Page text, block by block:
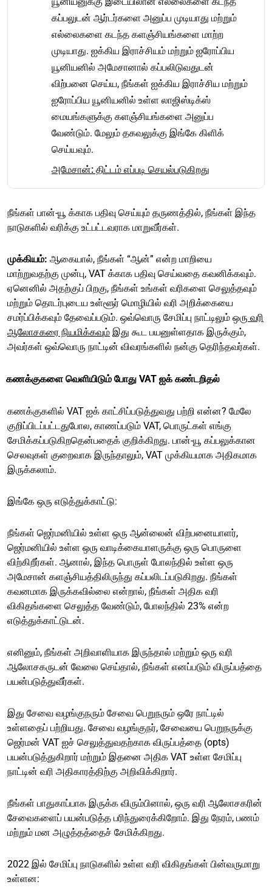
கப்பலுடன் ஆர்டர்களை அனுப்ப முடியாது மற்றும்
எல்லைகளை கடந்த களஞ்சியங்களை மாற்ற
முடியாது. ஐக்கிய இராச்சியம் மற்றும் ஐரோப்பிய
யூனியனில் அமேசானால் கப்பலிடுவதுடன்
விற்பனை செய்ய, நீங்கள் ஐக்கிய இராச்சிய மற்றும்
ஐரோப்பிய யூனியனில் உள்ள லாஜிஸ்டிக்ஸ்
மையங்களுக்கு களஞ்சியங்களை அனுப்ப
வேண்டும். மேலும் தகவலுக்கு இங்கே கிளிக்
செய்யவும்.
அமேசான்: திட்டம் எப்படி செயல்படுகிறது
நீங்கள் பான்-யூ க்காக பதிவு செய்யும் தருணத்தில், நீங்கள் இந்த
நாடுகளில் வரிக்கு உட்பட்டவராக மாறுவீர்கள்.
முக்கியம்: ஆகையால், நீங்கள் “ஆன்” என்ற மாறியை
மாற்றுவதற்கு முன்பு, VAT க்காக பதிவு செய்வதை கவனிக்கவும்.
ஏனெனில் அதற்குப் பிறகு, நீங்கள் உங்கள் வரிகளை செலுத்தவும்
மற்றும் தொடர்புடைய உள்ளூர் மொழியில் வரி அறிக்கையை
சமர்ப்பிக்கவும் தேவைப்படும். ஒவ்வொரு சேமிப்பு நாட்டிலும் ஒரு வரி
ஆலோசகரை நியமிக்கவும் இது கூட பயனுள்ளதாக இருக்கும்,
அவர்கள் ஒவ்வொரு நாட்டின் விவரங்களில் நன்கு தெரிந்தவர்கள்.
கணக்குகளை வெளியிடும் போது VAT ஐக் கண்டறிதல்
கணக்குகளில் VAT ஐக் காட்சிப்படுத்துவது பற்றி என்ன? மேலே
குறிப்பிடப்பட்டதுபோல, காணப்படும் VAT, பொருட்கள் எங்கு
சேமிக்கப்படுகிறதென்பதைக் குறிக்கிறது. பான்-யூ கப்பலுக்கான
செலவுகள் குறைவாக இருந்தாலும், VAT முக்கியமாக அதிகமாக
இருக்கலாம்.
இங்கே ஒரு எடுத்துக்காட்டு:
நீங்கள் ஜெர்மனியில் உள்ள ஒரு ஆன்லைன் விற்பனையாளர்,
ஜெர்மனியில் உள்ள ஒரு வாடிக்கையாளருக்கு ஒரு பொருளை
விற்கிறீர்கள். ஆனால், இந்த பொருள் போலந்தில் உள்ள ஒரு
அமேசான் களஞ்சியத்திலிருந்து கப்பலிடப்படுகிறது. நீங்கள்
கவனமாக இருக்கவில்லை என்றால், நீங்கள் அதிக வரி
விகிதங்களை செலுத்த வேண்டும், போலந்தில் 23% என்ற
எடுத்துக்காட்டுடன்.
எனினும், நீங்கள் அறிவாளியாக இருந்தால் மற்றும் ஒரு வரி
ஆலோசகருடன் வேலை செய்தால், நீங்கள் எனப்படும் விருப்பத்தை
பயன்படுத்துவீர்கள்.
இது சேவை வழங்குநரும் சேவை பெறுநரும் ஒரே நாட்டில்
உள்ளதைப் பற்றியது. சேவை வழங்குநர், சேவையை பெறுநருக்கு
ஜெர்மன் VAT ஐச் செலுத்துவதற்காக விருப்பத்தை (opts)
பயன்படுத்துகிறார் மற்றும் இதனை அதிக VAT உள்ள சேமிப்பு
நாட்டின் வரி அதிகாரத்திற்கு அறிவிக்கிறார்.
நீங்கள் பாதுகாப்பாக இருக்க விரும்பினால், ஒரு வரி ஆலோசகரின்
சேவைகளைப் பயன்படுத்த பரிந்துரைக்கிறோம். இது நேரம், பணம்
மற்றும் மன அழுத்தத்தைச் சேமிக்கிறது.
2022 இல் சேமிப்பு நாடுகளில் உள்ள வரி விகிதங்கள் பின்வருமாறு
உள்ளன: